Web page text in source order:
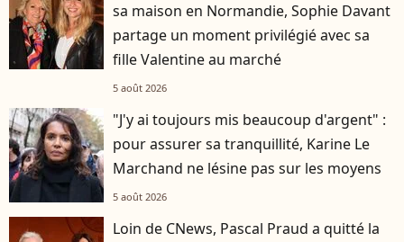
sa maison en Normandie, Sophie Davant
partage un moment privilégié avec sa
fille Valentine au marché
5 août 2026
"J'y ai toujours mis beaucoup d'argent" :
pour assurer sa tranquillité, Karine Le
Marchand ne lésine pas sur les moyens
5 août 2026
Loin de CNews, Pascal Praud a quitté la